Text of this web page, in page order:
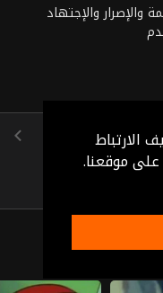
الارتباط
موقعنا.
والإجتهاد